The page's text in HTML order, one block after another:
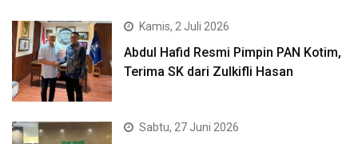
Kamis, 2 Juli 2026
Abdul Hafid Resmi Pimpin PAN Kotim,
Terima SK dari Zulkifli Hasan
Sabtu, 27 Juni 2026